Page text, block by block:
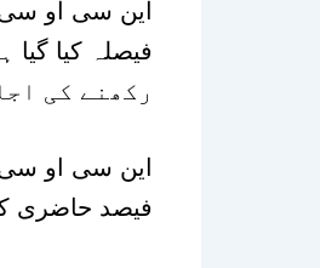
رکھنے کی
فیصد حاضری